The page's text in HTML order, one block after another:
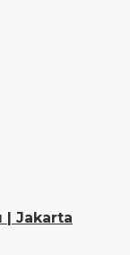
| Jakarta